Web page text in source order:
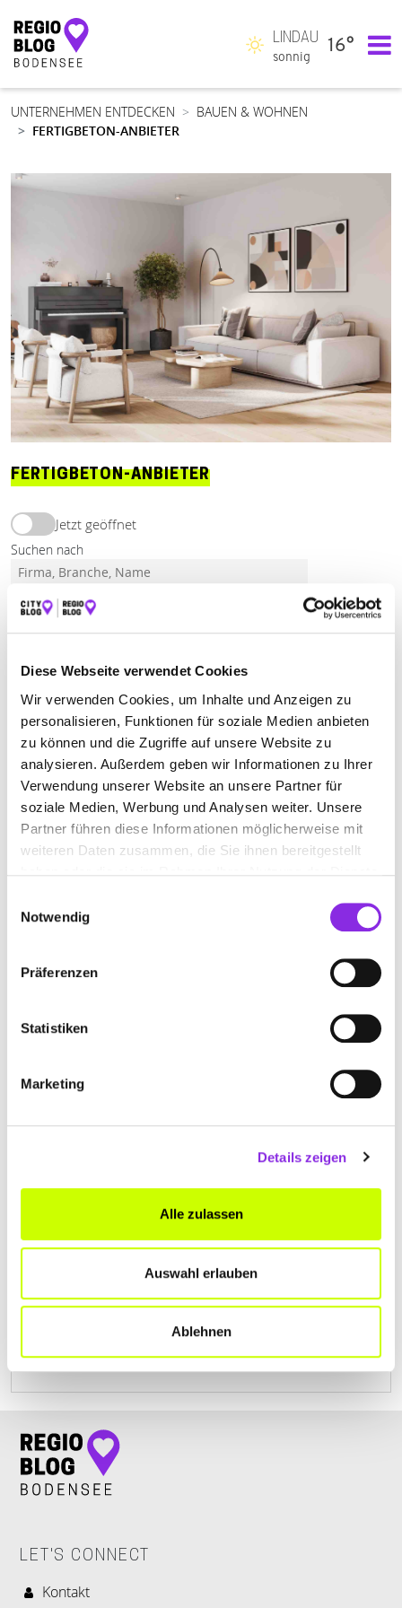
Diese Webseite verwendet Cookies
Wir verwenden Cookies, um Inhalte und Anzeigen zu
personalisieren, Funktionen für soziale Medien anbieten
zu können und die Zugriffe auf unsere Website zu
analysieren. Außerdem geben wir Informationen zu Ihrer
Verwendung unserer Website an unsere Partner für
soziale Medien, Werbung und Analysen weiter. Unsere
Partner führen diese Informationen möglicherweise mit
weiteren Daten zusammen, die Sie ihnen bereitgestellt
Notwendig
Präferenzen
Statistiken
Marketing
Details zeigen
Alle zulassen
Auswahl erlauben
Ablehnen
Hauptnavigation
LINDAU
sonnig
16°
UNTERNEHMEN ENTDECKEN
BAUEN & WOHNEN
FERTIGBETON-ANBIETER
FERTIGBETON-ANBIETER
Jetzt geöffnet
Suchen nach
Finden
ALLE LEUTKIRCH MASELHEIM-ÄPFINGEN
Geschlossen - öffnet in 52 Minuten
TRANSPORTBETON LEUTKIRCH-ISNY
GMBH & CO. KG
Auenweg 35| 88299 Leutkirch DE
www.tb-leutkirch-isny.de
TRANSBETON TRANSPORTBETONWERK
LAUPHEIM GMBH & CO. KG
Gottlieb-Röhm-Straße 4| 88437 Maselheim-Äpfingen
+497356950330
LET'S CONNECT
Kontakt